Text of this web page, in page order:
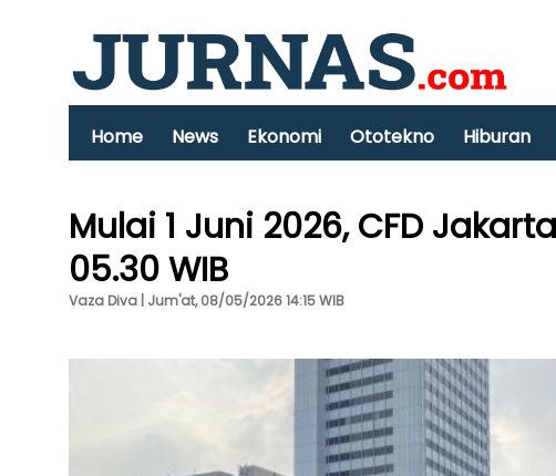
Home News Ekonomi Ototekno Hiburan
Mulai 1 Juni 2026, CFD
05.30 WIB
Vaza Diva | Jum'at, 08/05/2026 14:15 WIB